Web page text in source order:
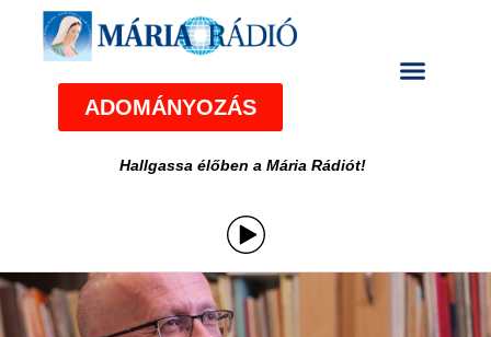
ADOMÁNYOZÁS
Hallgassa élőben a Mária Rádiót!